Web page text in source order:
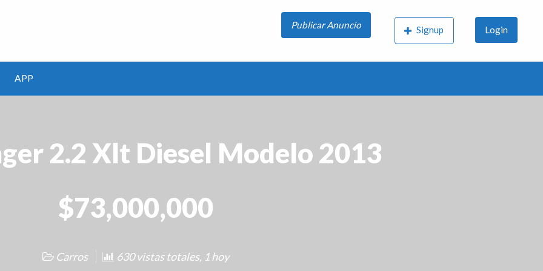
Publicar Anuncio Signup Login
APP
2.2 Xlt Diesel Modelo 2013
$73,000,000
Carros 630 vistas totales, 1 hoy